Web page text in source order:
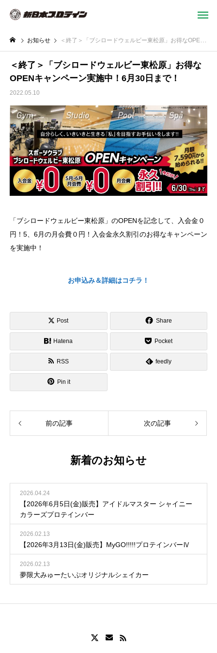
お知らせ ＜終了＞「ブシロードウェルビー東松原」お得なOPENキャンペーン実施中！6月30日まで！
＜終了＞「ブシロードウェルビー東松原」お得な
OPENキャンペーン実施中！6月30日まで！
2022.05.10
「ブシロードウェルビー東松原」のOPENを記念して、入会金０
円！5、6月の月会費０円！入会金永久割引のお得なキャンペーン
を実施中！
お申込み＆詳細はコチラ！
Post Share
Hatena Pocket
RSS feedly
Pin it
前の記事 次の記事
新着のお知らせ
2026.04.24
【2026年6月5日(金)販売】アイドルマスター シャイニー
カラーズプロテインバー
2026.02.13
【2026年3月13日(金)販売】MyGO!!!!!プロテインバーⅣ
2026.02.13
夢限大みゅーたいぷオリジナルシェイカー